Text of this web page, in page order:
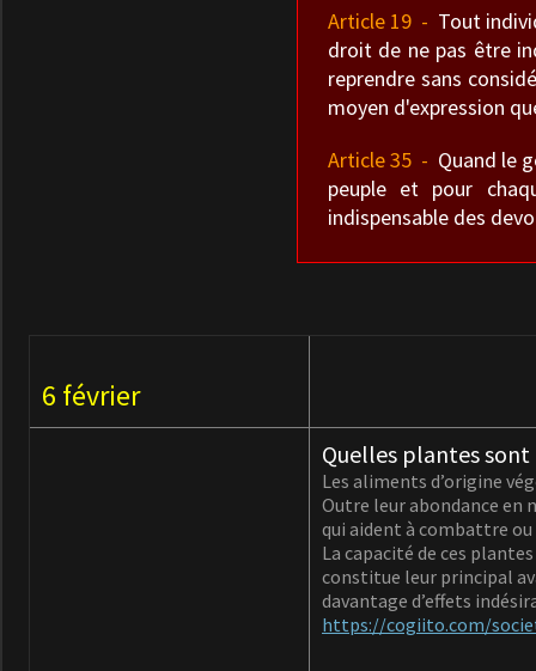
Article 19 - Tout
droit de ne pas être
reprendre sans
moyen d'expression
Article 35 - Quand le
peuple et pour
indispensable des
6 février
Quelles plantes
Les aliments d’origine
Outre leur abondance
qui aident à combattre
La capacité de ces
constitue leur principal
davantage d’effets
https://cogiito.com/